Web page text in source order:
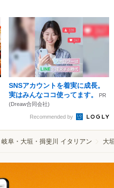
SNSアカウントを着実に成長。
実はみんなココ使ってます。
PR
(Dreaw合同会社)
Recommended by
岐阜・大垣・揖斐川 イタリアン 大